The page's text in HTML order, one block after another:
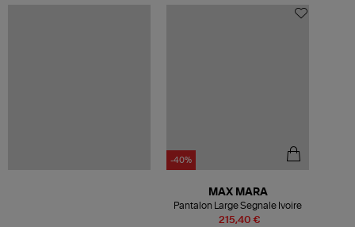
-40%
215,40 €
MAX MARA
Pantalon Large Segnale Ivoire